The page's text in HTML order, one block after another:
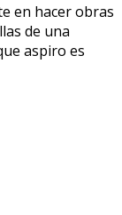
en hacer obras
de una
aspiro es